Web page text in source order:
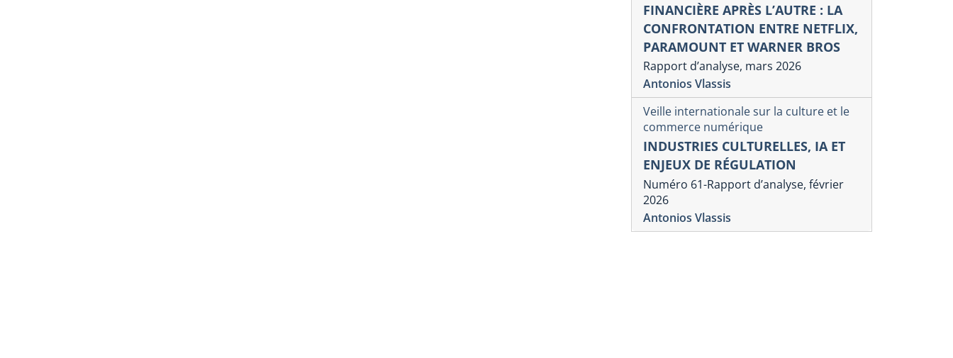
FINANCIÈRE APRÈS L’AUTRE : LA
CONFRONTATION ENTRE NETFLIX,
PARAMOUNT ET WARNER BROS
Rapport d’analyse, mars 2026
Antonios Vlassis
Veille internationale sur la culture et le
commerce numérique
INDUSTRIES CULTURELLES, IA ET
ENJEUX DE RÉGULATION
Numéro 61-Rapport d’analyse, février
2026
Antonios Vlassis